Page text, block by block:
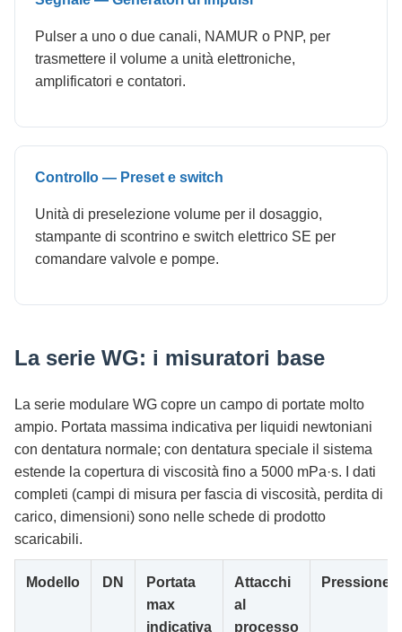
Pulser a uno o due canali, NAMUR o PNP, per
trasmettere il volume a unità elettroniche,
amplificatori e contatori.
Controllo — Preset e switch
Unità di preselezione volume per il dosaggio,
stampante di scontrino e switch elettrico SE per
comandare valvole e pompe.
La serie WG: i misuratori base
La serie modulare WG copre un campo di portate molto
ampio. Portata massima indicativa per liquidi newtoniani
con dentatura normale; con dentatura speciale il sistema
estende la copertura di viscosità fino a 5000 mPa·s. I dati
completi (campi di misura per fascia di viscosità, perdita di
carico, dimensioni) sono nelle schede di prodotto
scaricabili.
Modello DN
Portata
max
indicativa
Attacchi
al
processo
Pressione